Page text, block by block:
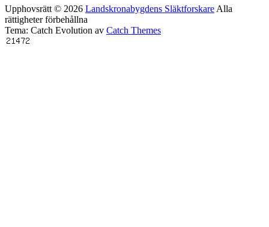
Upphovsrätt © 2026 Landskronabygdens Släktforskare Alla
rättigheter förbehållna
Tema: Catch Evolution av Catch Themes